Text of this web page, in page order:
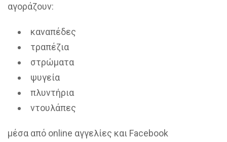
αγοράζουν:
καναπέδες
τραπέζια
στρώματα
ψυγεία
πλυντήρια
ντουλάπες
μέσα από online αγγελίες και Facebook